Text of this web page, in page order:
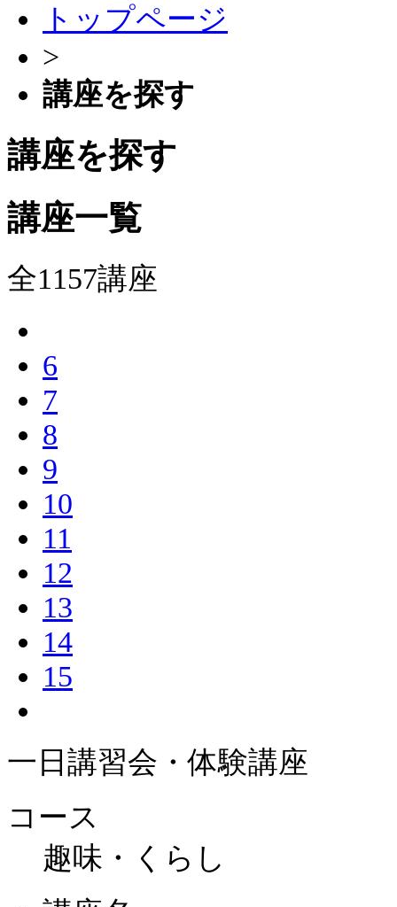
トップページ
>
講座を探す
講座を探す
講座一覧
全1157講座
6
7
8
9
10
11
12
13
14
15
一日講習会・体験講座
コース
趣味・くらし